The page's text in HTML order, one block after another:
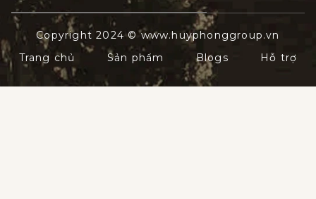
Copyright 2024 © www.huyphonggroup.vn
Trang chủ
Sản phẩm Blogs Hỗ trợ